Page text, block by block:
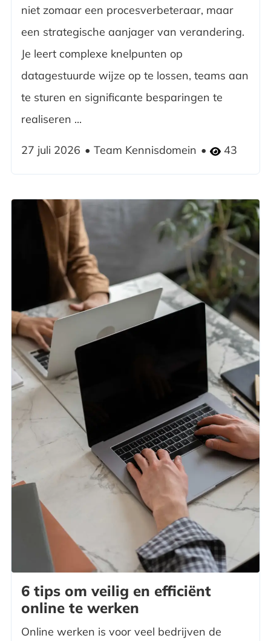
niet zomaar een procesverbeteraar, maar
een strategische aanjager van verandering.
Je leert complexe knelpunten op
datagestuurde wijze op te lossen, teams aan
te sturen en significante besparingen te
realiseren ...
27 juli 2026 Team Kennisdomein 43
6 tips om veilig en efficiënt
online te werken
Online werken is voor veel bedrijven de